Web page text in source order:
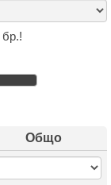
бр.!
Общо